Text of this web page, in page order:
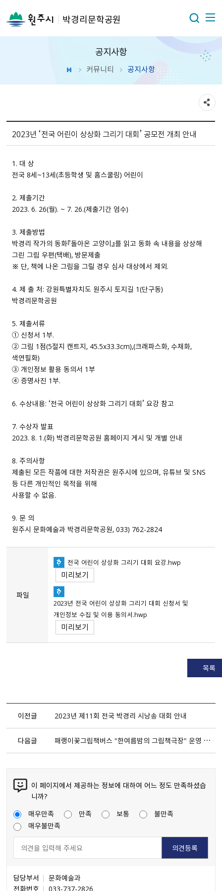
박경리문학공원
공지사항
커뮤니티 공지사항
2023년 ‘전국 어린이 상상화 그리기 대회’ 공모전 개최 안내
1. 대 상
전국 8세~13세（초등학생 및 홈스쿨링） 어린이
2. 제출기간
2023. 6. 26（월）. ~ 7. 26.（제출기간 엄수）
3. 제출방법
박경리 작가의 동화『돌아온 고양이』를 읽고 동화 속 내용을 상상해
그린 그림 우편（택배）, 방문제출
※ 단, 책에 나온 그림을 그릴 경우 심사 대상에서 제외.
4. 제 출 처: 강원특별자치도 원주시 토지길 1（단구동）
박경리문학공원
5. 제출서류
① 신청서 1부.
② 그림 1점（5절지 캔트지, 45.5x33.3cm）,（크래파스화, 수채화,
색연필화）
③ 개인정보 활용 동의서 1부
④ 증명사진 1부.
6. 수상내용: ‘전국 어린이 상상화 그리기 대회’ 요강 참고
7. 수상자 발표
2023. 8. 1.（화） 박경리문학공원 홈페이지 게시 및 개별 안내
8. 주의사항
제출된 모든 작품에 대한 저작권은 원주시에 있으며, 유튜브 및 SNS
등 다른 개인적인 목적을 위해
사용할 수 없음.
9. 문 의
원주시 문화예술과 박경리문학공원, 033） 762-2824
파일
전국 어린이 상상화 그리기 대회 요강.hwp
미리보기
2023년 전국 어린이 상상화 그리기 대회 신청서 및
개인정보 수집 및 이용 동의서.hwp
미리보기
목록
이전글 2023년 제11회 전국 박경리 시낭송 대회 안내
다음글 패랭이꽃그림책버스 ＂한여름밤의 그림책극장＂ 운영 안내
이 페이지에서 제공하는 정보에 대하여 어느 정도 만족하셨습
니까?
매우만족
만족 보통
불만족
매우불만족
담당부서
문화예술과
전화번호
033-737-2826